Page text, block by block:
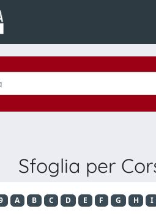
Sfoglia per
A B C D E F G H I